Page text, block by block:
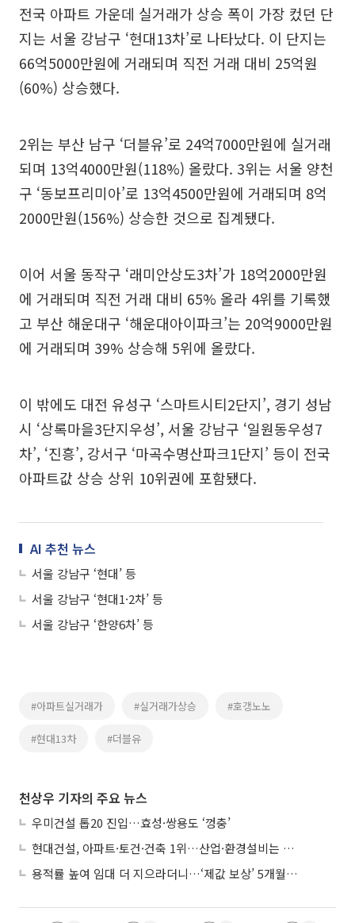
전국 아파트 가운데 실거래가 상승 폭이 가장 컸던 단
지는 서울 강남구 ‘현대13차’로 나타났다. 이 단지는
66억5000만원에 거래되며 직전 거래 대비 25억원
(60%) 상승했다.
2위는 부산 남구 ‘더블유’로 24억7000만원에 실거래
되며 13억4000만원(118%) 올랐다. 3위는 서울 양천
구 ‘동보프리미아’로 13억4500만원에 거래되며 8억
2000만원(156%) 상승한 것으로 집계됐다.
이어 서울 동작구 ‘래미안상도3차’가 18억2000만원
에 거래되며 직전 거래 대비 65% 올라 4위를 기록했
고 부산 해운대구 ‘해운대아이파크’는 20억9000만원
에 거래되며 39% 상승해 5위에 올랐다.
이 밖에도 대전 유성구 ‘스마트시티2단지’, 경기 성남
시 ‘상록마을3단지우성’, 서울 강남구 ‘일원동우성7
차’, ‘진흥’, 강서구 ‘마곡수명산파크1단지’ 등이 전국
아파트값 상승 상위 10위권에 포함됐다.
AI 추천 뉴스
서울 강남구 ‘현대’ 등
서울 강남구 ‘현대1·2차’ 등
서울 강남구 ‘한양6차’ 등
#아파트실거래가 #실거래가상승 #호갱노노
#현대13차 #더블유
천상우 기자의 주요 뉴스
우미건설 톱20 진입…효성·쌍용도 ‘껑충’
현대건설, 아파트·토건·건축 1위…산업·환경설비는 삼성E&A
용적률 높여 임대 더 지으라더니…‘제값 보상’ 5개월째 국회에 발목